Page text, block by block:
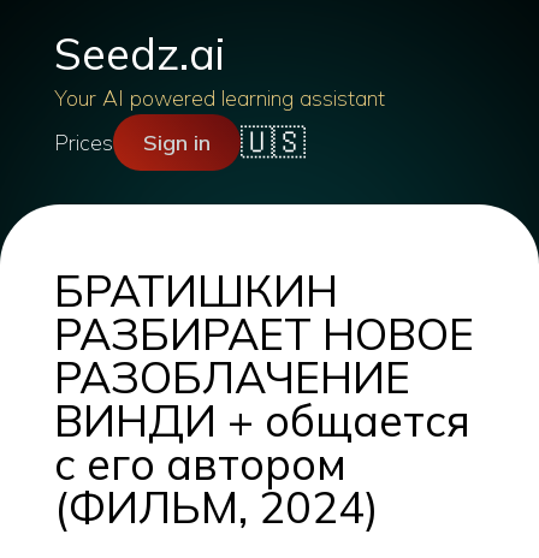
Seedz.ai
Your AI powered learning assistant
Prices
Sign in 🇺🇸
БРАТИШКИН
РАЗБИРАЕТ НОВОЕ
РАЗОБЛАЧЕНИЕ
ВИНДИ + общается
с его автором
(ФИЛЬМ, 2024)